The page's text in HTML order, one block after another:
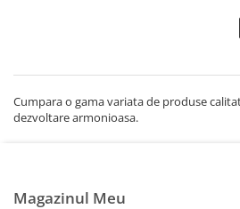
Cumpara o gama variata de produse
dezvoltare armonioasa.
Magazinul Meu